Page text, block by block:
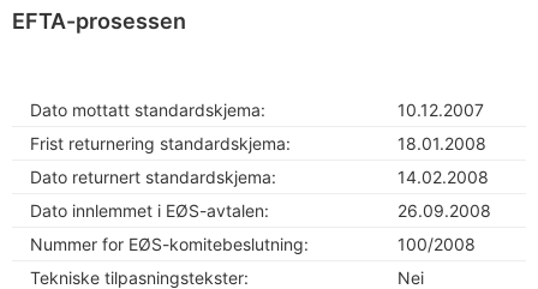
EFTA-prosessen
Dato mottatt standardskjema:
10.12.2007
Frist returnering standardskjema:
18.01.2008
Dato returnert standardskjema:
14.02.2008
Dato innlemmet i EØS-avtalen:
26.09.2008
Nummer for EØS-komitebeslutning:
100/2008
Tekniske tilpasningstekster:
Nei